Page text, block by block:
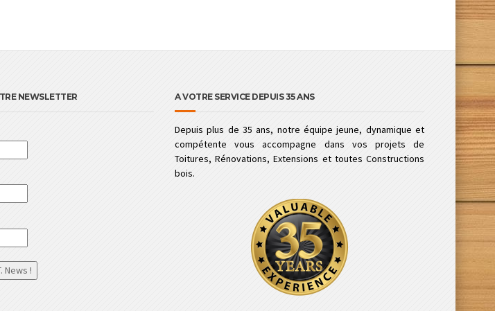
NEWSLETTER A VOTRE SERVICE DEPUIS 35 ANS
Depuis plus de 35 ans, notre équipe jeune, dynamique et
compétente vous accompagne dans vos projets de
Toitures, Rénovations, Extensions et toutes Constructions
bois.